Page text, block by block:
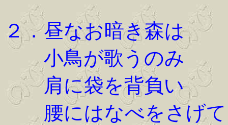
２．昼なお暗き森は
小鳥が歌うのみ
肩に袋を背負い
腰にはなべをさげて